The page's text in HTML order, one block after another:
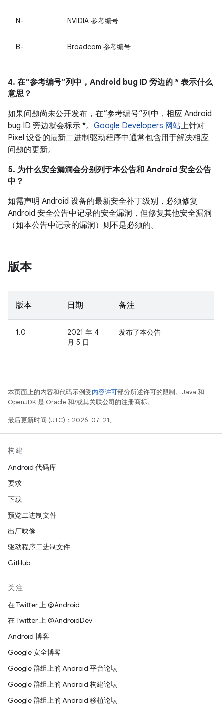
N- NVIDIA 参考编号
B- Broadcom 参考编号
4. 在“参考编号”列中，Android bug ID 旁边的 * 表示什么
意思？
如果问题尚未公开发布，在“参考编号”列中，相应 Android
bug ID 旁边就会标示 *。 Google Developers 网站上针对
Pixel 设备的最新二进制驱动程序中通常包含用于解决相应
问题的更新。
5. 为什么安全漏洞会分别列于本公告和 Android 安全公告
中？
如需声明 Android 设备的最新安全补丁级别，必须修复
Android 安全公告中记录的安全漏洞，但修复其他安全漏洞
（如本公告中记录的漏洞）则不是必须的。
版本
版本 日期 备注
1.0
2021 年 4
月 5 日
发布了本公告
本页面上的内容和代码示例受内容许可部分所述许可的限制。Java 和
OpenJDK 是 Oracle 和/或其关联公司的注册商标。
最后更新时间 (UTC)：2026-07-21。
构建
Android 代码库
要求
下载
预览二进制文件
出厂映像
驱动程序二进制文件
GitHub
关注
在 Twitter 上 @Android
在 Twitter 上 @AndroidDev
Android 博客
Google 安全博客
Google 群组上的 Android 平台论坛
Google 群组上的 Android 构建论坛
Google 群组上的 Android 移植论坛